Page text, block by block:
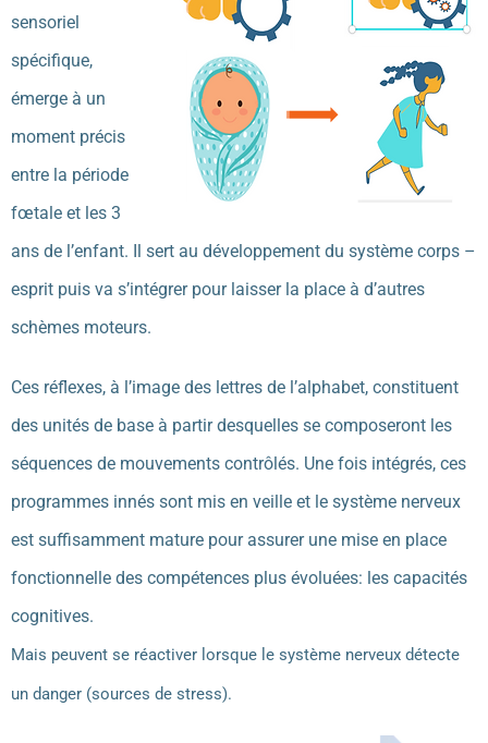
sensoriel
spécifique,
émerge à un
moment précis
entre la période
fœtale et les 3
ans de l’enfant. Il sert au développement du système corps –
esprit puis va s’intégrer pour laisser la place à d’autres
schèmes moteurs.
Ces réflexes, à l’image des lettres de l’alphabet, constituent
des unités de base à partir desquelles se composeront les
séquences de mouvements contrôlés. Une fois intégrés, ces
programmes innés sont mis en veille et le système nerveux
est suffisamment mature pour assurer une mise en place
fonctionnelle des compétences plus évoluées: les capacités
cognitives.
Mais peuvent se réactiver lorsque le système nerveux détecte
un danger (sources de stress).